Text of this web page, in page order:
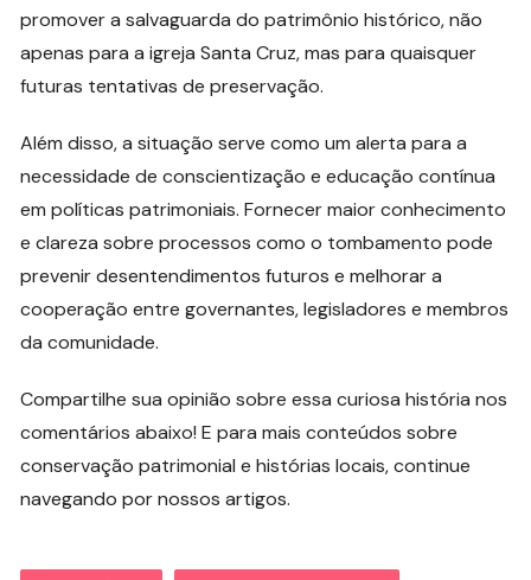
promover a salvaguarda do patrimônio histórico, não
apenas para a igreja Santa Cruz, mas para quaisquer
futuras tentativas de preservação.
Além disso, a situação serve como um alerta para a
necessidade de conscientização e educação contínua
em políticas patrimoniais. Fornecer maior conhecimento
e clareza sobre processos como o tombamento pode
prevenir desentendimentos futuros e melhorar a
cooperação entre governantes, legisladores e membros
da comunidade.
Compartilhe sua opinião sobre essa curiosa história nos
comentários abaixo! E para mais conteúdos sobre
conservação patrimonial e histórias locais, continue
navegando por nossos artigos.